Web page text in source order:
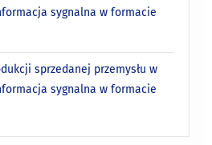
sygnalna w formacie
sprzedanej przemysłu w
sygnalna w formacie